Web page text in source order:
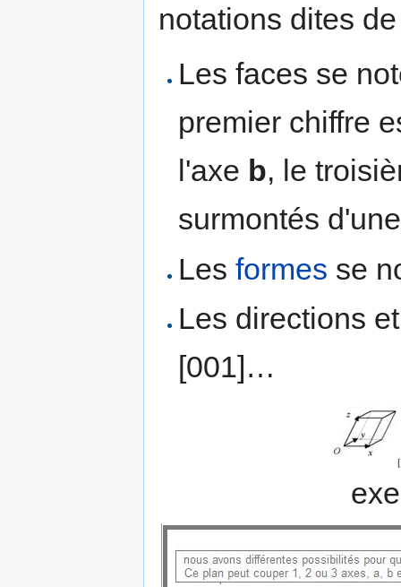
notations dites
Les faces se
premier chiffre
l'axe b, le
surmontés
Lesformes se
Les directions
[001]…